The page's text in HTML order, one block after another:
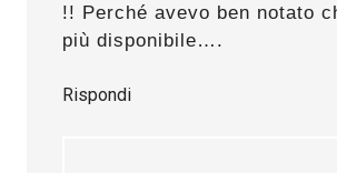
!! Perché avevo ben notato
più disponibile….
Rispondi